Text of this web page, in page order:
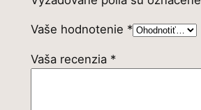
Vaše hodnotenie *
Vaša recenzia *